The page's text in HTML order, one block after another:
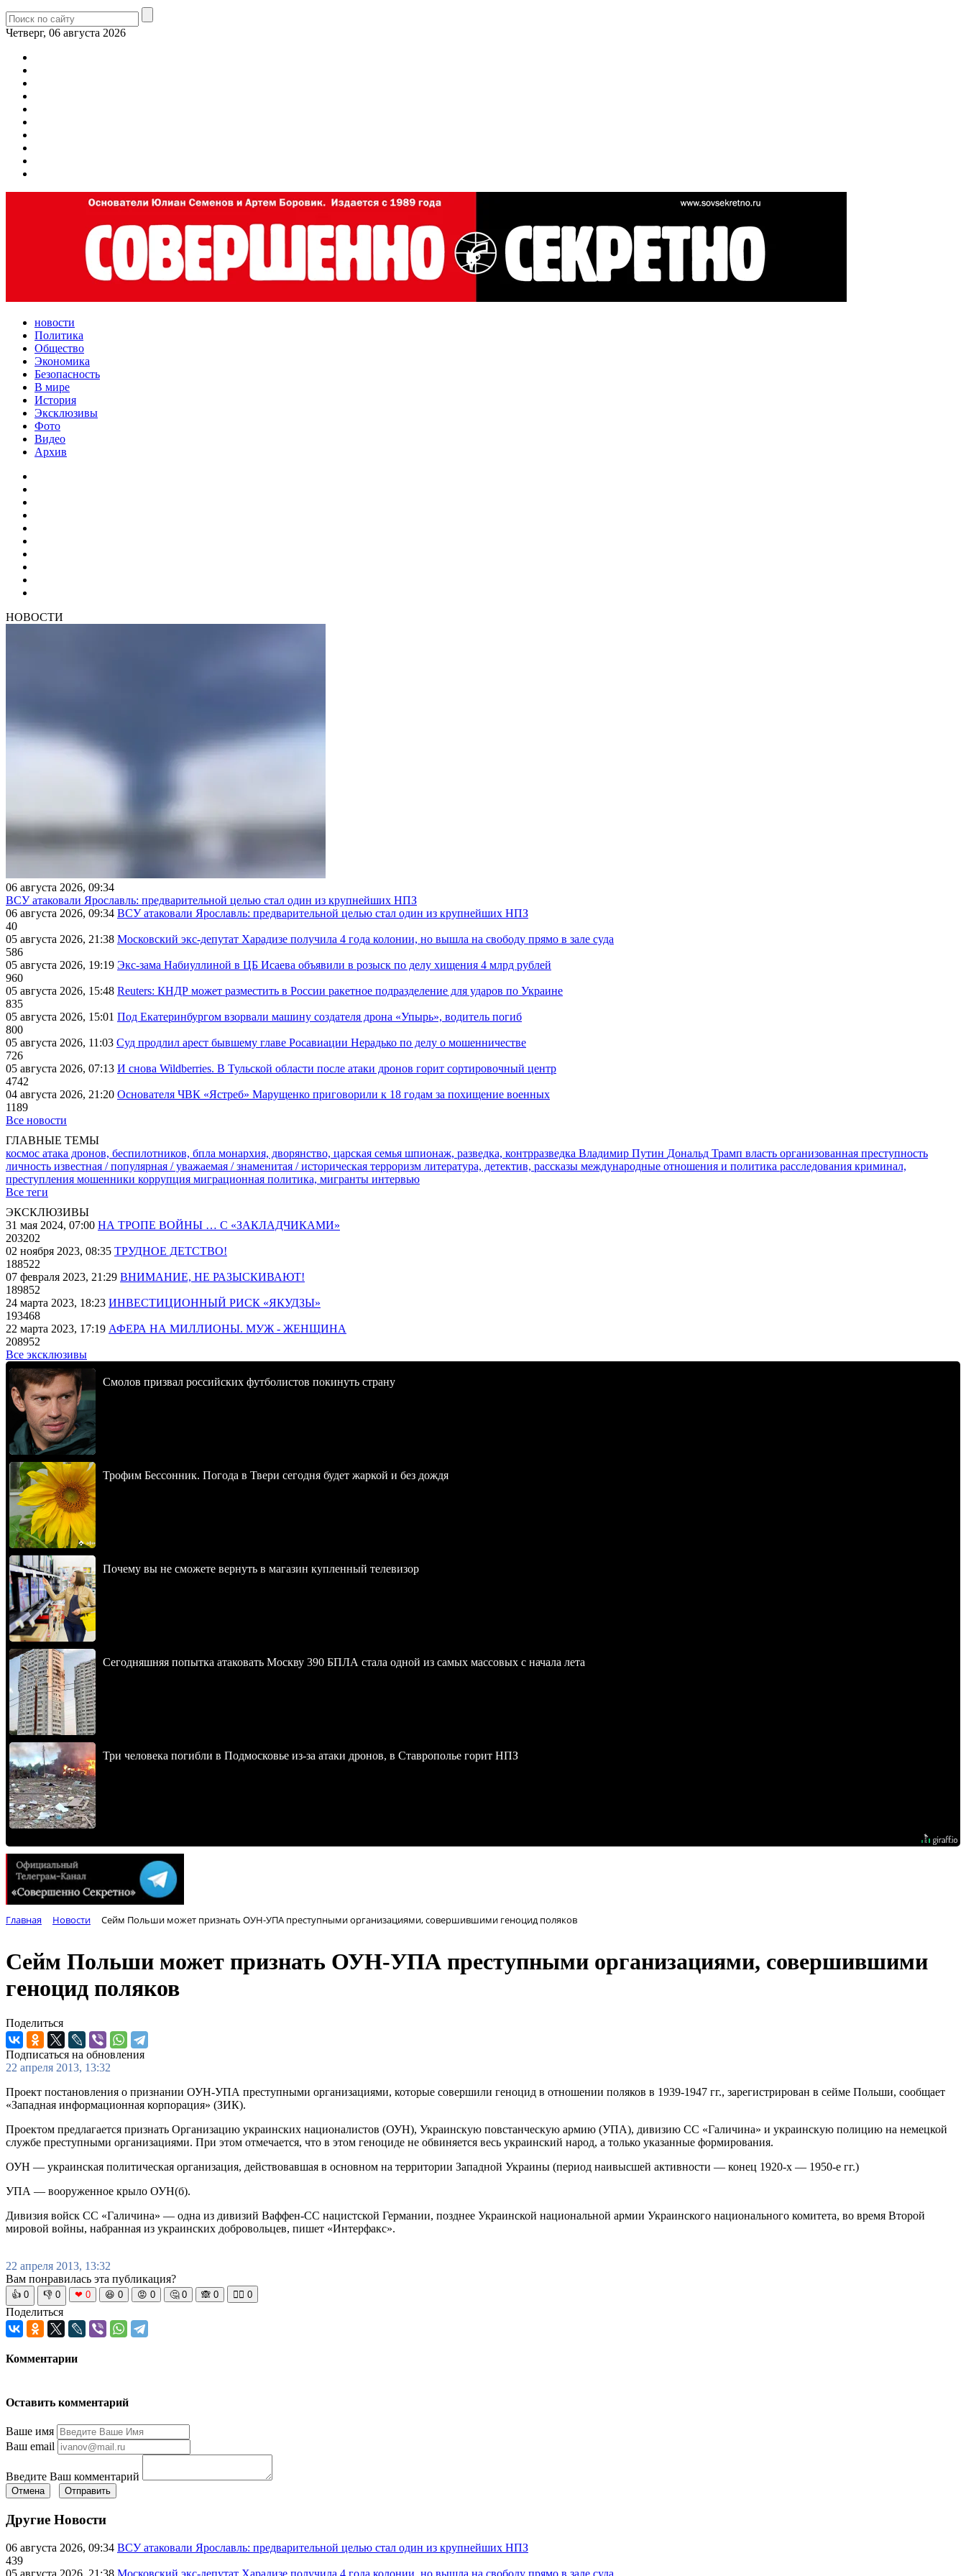
Четверг, 06 августа 2026
новости
Политика
Общество
Экономика
Безопасность
В мире
История
Эксклюзивы
Фото
Видео
Архив
НОВОСТИ
06 августа 2026, 09:34
ВСУ атаковали Ярославль: предварительной целью стал один из крупнейших НПЗ
06 августа 2026, 09:34 ВСУ атаковали Ярославль: предварительной целью стал один из крупнейших НПЗ
40
05 августа 2026, 21:38 Московский экс-депутат Харадизе получила 4 года колонии, но вышла на свободу прямо в зале суда
586
05 августа 2026, 19:19 Экс-зама Набиуллиной в ЦБ Исаева объявили в розыск по делу хищения 4 млрд рублей
960
05 августа 2026, 15:48 Reuters: КНДР может разместить в России ракетное подразделение для ударов по Украине
835
05 августа 2026, 15:01 Под Екатеринбургом взорвали машину создателя дрона «Упырь», водитель погиб
800
05 августа 2026, 11:03 Суд продлил арест бывшему главе Росавиации Нерадько по делу о мошенничестве
726
05 августа 2026, 07:13 И снова Wildberries. В Тульской области после атаки дронов горит сортировочный центр
4742
04 августа 2026, 21:20 Основателя ЧВК «Ястреб» Марущенко приговорили к 18 годам за похищение военных
1189
Все новости
ГЛАВНЫЕ ТЕМЫ
космос атака дронов, беспилотников, бпла монархия, дворянство, царская семья шпионаж, разведка, контрразведка Владимир Путин Дональд Трамп власть организованная преступность
личность известная / популярная / уважаемая / знаменитая / историческая терроризм литература, детектив, рассказы международные отношения и политика расследования криминал,
преступления мошенники коррупция миграционная политика, мигранты интервью
Все теги
ЭКСКЛЮЗИВЫ
31 мая 2024, 07:00 НА ТРОПЕ ВОЙНЫ … С «ЗАКЛАДЧИКАМИ»
203202
02 ноября 2023, 08:35 ТРУДНОЕ ДЕТСТВО!
188522
07 февраля 2023, 21:29 ВНИМАНИЕ, НЕ РАЗЫСКИВАЮТ!
189852
24 марта 2023, 18:23 ИНВЕСТИЦИОННЫЙ РИСК «ЯКУДЗЫ»
193468
22 марта 2023, 17:19 АФЕРА НА МИЛЛИОНЫ. МУЖ - ЖЕНЩИНА
208952
Все эксклюзивы
Смолов призвал российских футболистов покинуть страну
Трофим Бессонник. Погода в Твери сегодня будет жаркой и без дождя
Почему вы не сможете вернуть в магазин купленный телевизор
Сегодняшняя попытка атаковать Москву 390 БПЛА стала одной из самых массовых с начала лета
Три человека погибли в Подмосковье из-за атаки дронов, в Ставрополье горит НПЗ
Главная Новости Сейм Польши может признать ОУН-УПА преступными организациями, совершившими геноцид поляков
Сейм Польши может признать ОУН-УПА преступными организациями, совершившими
геноцид поляков
Поделиться
Подписаться на обновления
22 апреля 2013, 13:32
Проект постановления о признании ОУН-УПА преступными организациями, которые совершили геноцид в отношении поляков в 1939-1947 гг., зарегистрирован в сейме Польши, сообщает
«Западная информационная корпорация» (ЗИК).
Проектом предлагается признать Организацию украинских националистов (ОУН), Украинскую повстанческую армию (УПА), дивизию СС «Галичина» и украинскую полицию на немецкой
службе преступными организациями. При этом отмечается, что в этом геноциде не обвиняется весь украинский народ, а только указанные формирования.
ОУН — украинская политическая организация, действовавшая в основном на территории Западной Украины (период наивысшей активности — конец 1920-х — 1950-е гг.)
УПА — вооруженное крыло ОУН(б).
Дивизия войск СС «Галичина» — одна из дивизий Ваффен-СС нацистской Германии, позднее Украинской национальной армии Украинского национального комитета, во время Второй
мировой войны, набранная из украинских добровольцев, пишет «Интерфакс».
22 апреля 2013, 13:32
Вам понравилась эта публикация?
👍 0 👎 0 ❤ 0 😆 0 😡 0 🤔 0 🙈 0 🧘‍♀️ 0
Поделиться
Комментарии
Оставить комментарий
Ваше имя
Ваш email
Введите Ваш комментарий
Отмена Отправить
Другие Новости
06 августа 2026, 09:34 ВСУ атаковали Ярославль: предварительной целью стал один из крупнейших НПЗ
439
05 августа 2026, 21:38 Московский экс-депутат Харадизе получила 4 года колонии, но вышла на свободу прямо в зале суда